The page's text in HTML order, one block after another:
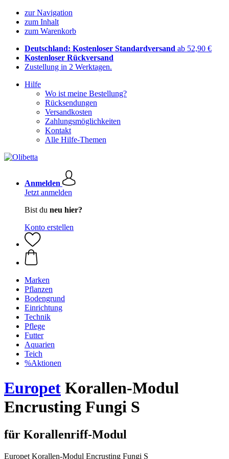
zur Navigation
zum Inhalt
zum Warenkorb
Deutschland: Kostenloser Standardversand ab 52,90 €
Kostenloser Rückversand
Zustellung in 2 Werktagen.
Hilfe
Wo ist meine Bestellung?
Rücksendungen
Versandkosten
Zahlungsmöglichkeiten
Kontakt
Alle Hilfe-Themen
Anmelden
Jetzt anmelden
Bist du neu hier?
Konto erstellen
Marken
Pflanzen
Bodengrund
Einrichtung
Technik
Pflege
Futter
Aquarien
Teich
%Aktionen
Europet Korallen-Modul
Encrusting Fungi S
für Korallenriff-Modul
Europet Korallen-Modul Encrusting Fungi S